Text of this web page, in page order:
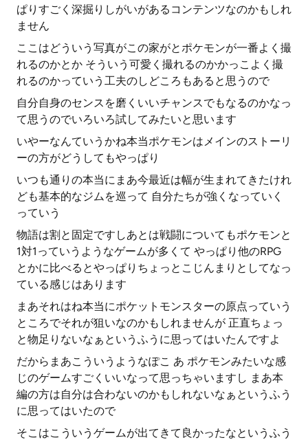
ぱりすごく深掘りしがいがあるコンテンツなのかもしれ
ません
ここはどういう写真がこの家がとポケモンが一番よく撮
れるのかとか そういう可愛く撮れるのかかっこよく撮
れるのかっていう工夫のしどころもあると思うので
自分自身のセンスを磨くいいチャンスでもなるのかなっ
て思うのでいろいろ試してみたいと思います
いやーなんていうかね本当ポケモンはメインのストーリ
ーの方がどうしてもやっぱり
いつも通りの本当にまあ今最近は幅が生まれてきたけれ
ども基本的なジムを巡って 自分たちが強くなっていく
っていう
物語は割と固定ですしあとは戦闘についてもポケモンと
1対1っていうようなゲームが多くて やっぱり他のRPG
とかに比べるとやっぱりちょっとこじんまりとしてなっ
ている感じはあります
まあそれはね本当にポケットモンスターの原点っていう
ところでそれが狙いなのかもしれませんが 正直ちょっ
と物足りないなぁというふうに思ってはいたんですよ
だからまあこういうようなぽこ あ ポケモンみたいな感
じのゲームすごくいいなって思っちゃいますし まあ本
編の方は自分は合わないのかもしれないなぁというふう
に思ってはいたので
そこはこういうゲームが出てきて良かったなというふう